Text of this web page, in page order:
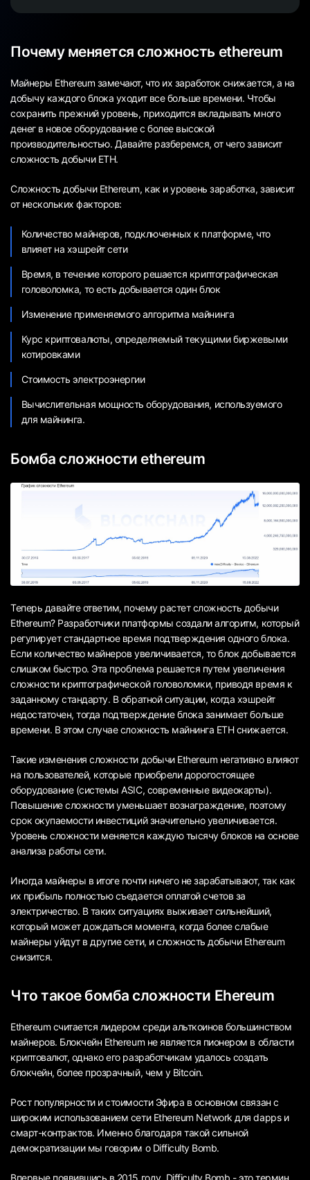
Почему меняется сложность ethereum
Майнеры Ethereum замечают, что их заработок снижается, а на
добычу каждого блока уходит все больше времени. Чтобы
сохранить прежний уровень, приходится вкладывать много
денег в новое оборудование с более высокой
производительностью. Давайте разберемся, от чего зависит
сложность добычи ETH.
Сложность добычи Ethereum, как и уровень заработка, зависит
от нескольких факторов:
Количество майнеров, подключенных к платформе, что
влияет на хэшрейт сети
Время, в течение которого решается криптографическая
головоломка, то есть добывается один блок
Изменение применяемого алгоритма майнинга
Курс криптовалюты, определяемый текущими биржевыми
котировками
Стоимость электроэнергии
Вычислительная мощность оборудования, используемого
для майнинга.
Бомба сложности ethereum
Теперь давайте ответим, почему растет сложность добычи
Ethereum? Разработчики платформы создали алгоритм, который
регулирует стандартное время подтверждения одного блока.
Если количество майнеров увеличивается, то блок добывается
слишком быстро. Эта проблема решается путем увеличения
сложности криптографической головоломки, приводя время к
заданному стандарту. В обратной ситуации, когда хэшрейт
недостаточен, тогда подтверждение блока занимает больше
времени. В этом случае сложность майнинга ETH снижается.
Такие изменения сложности добычи Ethereum негативно влияют
на пользователей, которые приобрели дорогостоящее
оборудование (системы ASIC, современные видеокарты).
Повышение сложности уменьшает вознаграждение, поэтому
срок окупаемости инвестиций значительно увеличивается.
Уровень сложности меняется каждую тысячу блоков на основе
анализа работы сети.
Иногда майнеры в итоге почти ничего не зарабатывают, так как
их прибыль полностью съедается оплатой счетов за
электричество. В таких ситуациях выживает сильнейший,
который может дождаться момента, когда более слабые
майнеры уйдут в другие сети, и сложность добычи Ethereum
снизится.
Что такое бомба сложности Ehereum
Ethereum считается лидером среди альткоинов большинством
майнеров. Блокчейн Ethereum не является пионером в области
криптовалют, однако его разработчикам удалось создать
блокчейн, более прозрачный, чем у Bitcoin.
Рост популярности и стоимости Эфира в основном связан с
широким использованием сети Ethereum Network для dapps и
смарт-контрактов. Именно благодаря такой сильной
демократизации мы говорим о Difficulty Bomb.